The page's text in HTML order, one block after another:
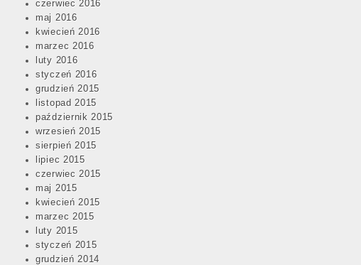
czerwiec 2016
maj 2016
kwiecień 2016
marzec 2016
luty 2016
styczeń 2016
grudzień 2015
listopad 2015
październik 2015
wrzesień 2015
sierpień 2015
lipiec 2015
czerwiec 2015
maj 2015
kwiecień 2015
marzec 2015
luty 2015
styczeń 2015
grudzień 2014